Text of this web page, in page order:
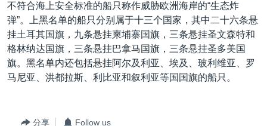
台海两岸关系
南中国海争端
关注西藏
关注新疆
其他语言网站
不符合海上安全标准的船只称作威胁欧洲海岸的“生态炸
弹”。上黑名单的船只分别属于十三个国家，其中二十六条悬
挂土耳其国旗，九条悬挂柬埔寨国旗，三条悬挂圣文森特和
格林纳达国旗，三条悬挂巴拿马国旗，三条悬挂圣多美国
旗。黑名单内还包括悬挂阿尔及利亚、埃及、玻利维亚、罗
马尼亚、洪都拉斯、利比亚和叙利亚等国国旗的船只。
分享 Follow us